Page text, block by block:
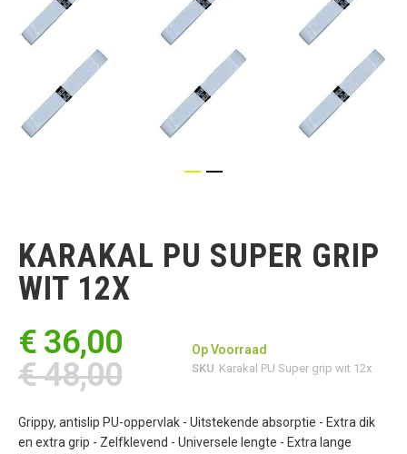
begin
van
de
afbeeldingen-
KARAKAL PU SUPER GRIP
WIT 12X
€ 36,00
€ 48,00
Op Voorraad
SKU Karakal PU Super grip wit 12x
Grippy, antislip PU-oppervlak - Uitstekende absorptie - Extra dik
en extra grip - Zelfklevend - Universele lengte - Extra lange